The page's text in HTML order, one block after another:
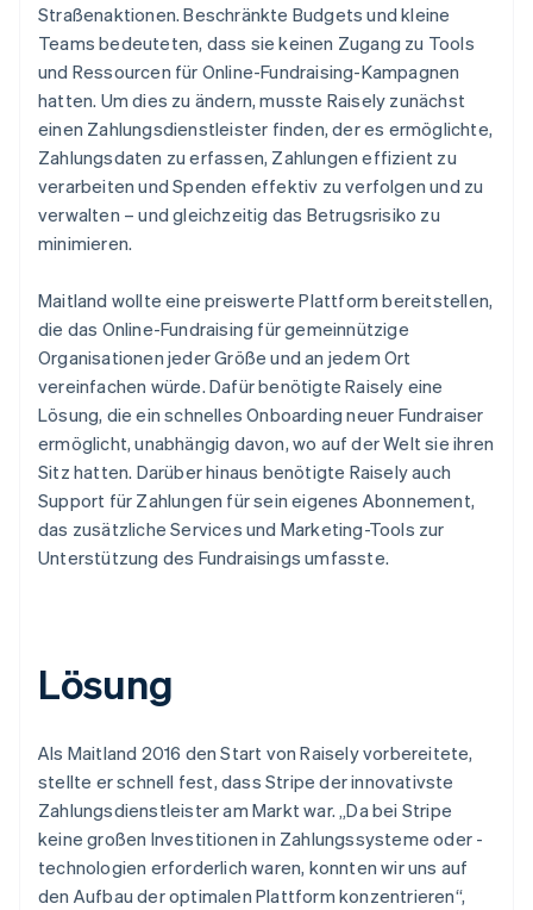
Straßenaktionen. Beschränkte Budgets und kleine
Teams bedeuteten, dass sie keinen Zugang zu Tools
und Ressourcen für Online-Fundraising-Kampagnen
hatten. Um dies zu ändern, musste Raisely zunächst
einen Zahlungsdienstleister finden, der es ermöglichte,
Zahlungsdaten zu erfassen, Zahlungen effizient zu
verarbeiten und Spenden effektiv zu verfolgen und zu
verwalten – und gleichzeitig das Betrugsrisiko zu
minimieren.
Maitland wollte eine preiswerte Plattform bereitstellen,
die das Online-Fundraising für gemeinnützige
Organisationen jeder Größe und an jedem Ort
vereinfachen würde. Dafür benötigte Raisely eine
Lösung, die ein schnelles Onboarding neuer Fundraiser
ermöglicht, unabhängig davon, wo auf der Welt sie ihren
Sitz hatten. Darüber hinaus benötigte Raisely auch
Support für Zahlungen für sein eigenes Abonnement,
das zusätzliche Services und Marketing-Tools zur
Unterstützung des Fundraisings umfasste.
Lösung
Als Maitland 2016 den Start von Raisely vorbereitete,
stellte er schnell fest, dass Stripe der innovativste
Zahlungsdienstleister am Markt war. „Da bei Stripe
keine großen Investitionen in Zahlungssysteme oder -
technologien erforderlich waren, konnten wir uns auf
den Aufbau der optimalen Plattform konzentrieren“,